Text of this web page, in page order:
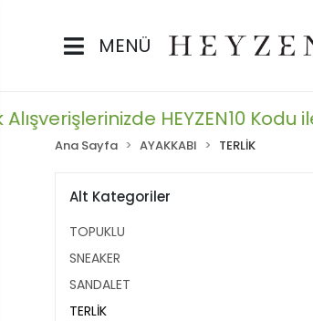
HEYZEN10 Kodu ile
MENÜ
Ana Sayfa AYAKKABI TERLİK
Alt Kategoriler
TOPUKLU
SNEAKER
SANDALET
TERLİK